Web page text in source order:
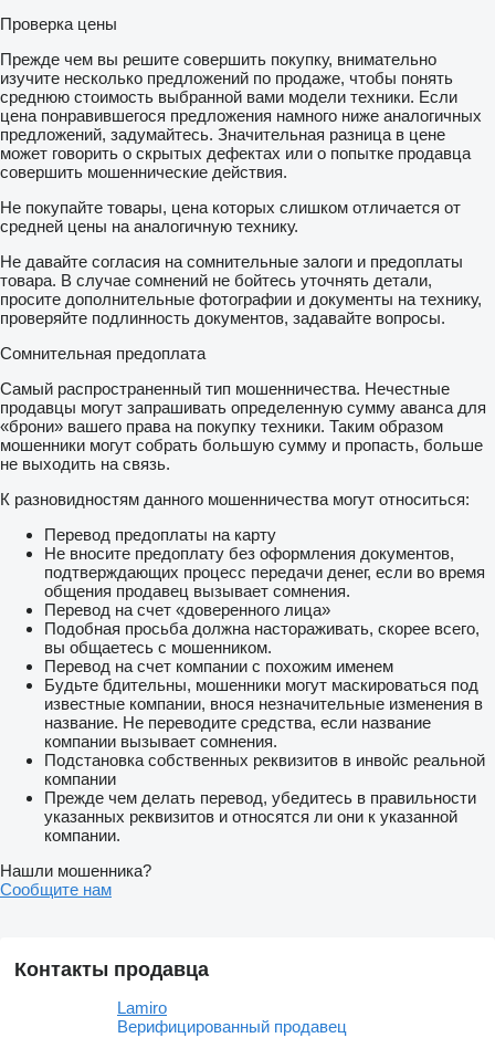
Проверка цены
Прежде чем вы решите совершить покупку, внимательно
изучите несколько предложений по продаже, чтобы понять
среднюю стоимость выбранной вами модели техники. Если
цена понравившегося предложения намного ниже аналогичных
предложений, задумайтесь. Значительная разница в цене
может говорить о скрытых дефектах или о попытке продавца
совершить мошеннические действия.
Не покупайте товары, цена которых слишком отличается от
средней цены на аналогичную технику.
Не давайте согласия на сомнительные залоги и предоплаты
товара. В случае сомнений не бойтесь уточнять детали,
просите дополнительные фотографии и документы на технику,
проверяйте подлинность документов, задавайте вопросы.
Сомнительная предоплата
Самый распространенный тип мошенничества. Нечестные
продавцы могут запрашивать определенную сумму аванса для
«брони» вашего права на покупку техники. Таким образом
мошенники могут собрать большую сумму и пропасть, больше
не выходить на связь.
К разновидностям данного мошенничества могут относиться:
Перевод предоплаты на карту
Не вносите предоплату без оформления документов,
подтверждающих процесс передачи денег, если во время
общения продавец вызывает сомнения.
Перевод на счет «доверенного лица»
Подобная просьба должна настораживать, скорее всего,
вы общаетесь с мошенником.
Перевод на счет компании с похожим именем
Будьте бдительны, мошенники могут маскироваться под
известные компании, внося незначительные изменения в
название. Не переводите средства, если название
компании вызывает сомнения.
Подстановка собственных реквизитов в инвойс реальной
компании
Прежде чем делать перевод, убедитесь в правильности
указанных реквизитов и относятся ли они к указанной
компании.
Нашли мошенника?
Сообщите нам
Контакты продавца
Lamiro
Верифицированный продавец